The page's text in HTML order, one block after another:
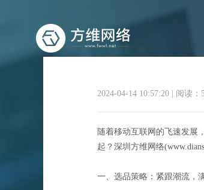
2024-04-14 10:57:20 阅读：
随着移动互联网的飞速发展
起？深圳方维网络
一、选品策略：紧跟潮流，